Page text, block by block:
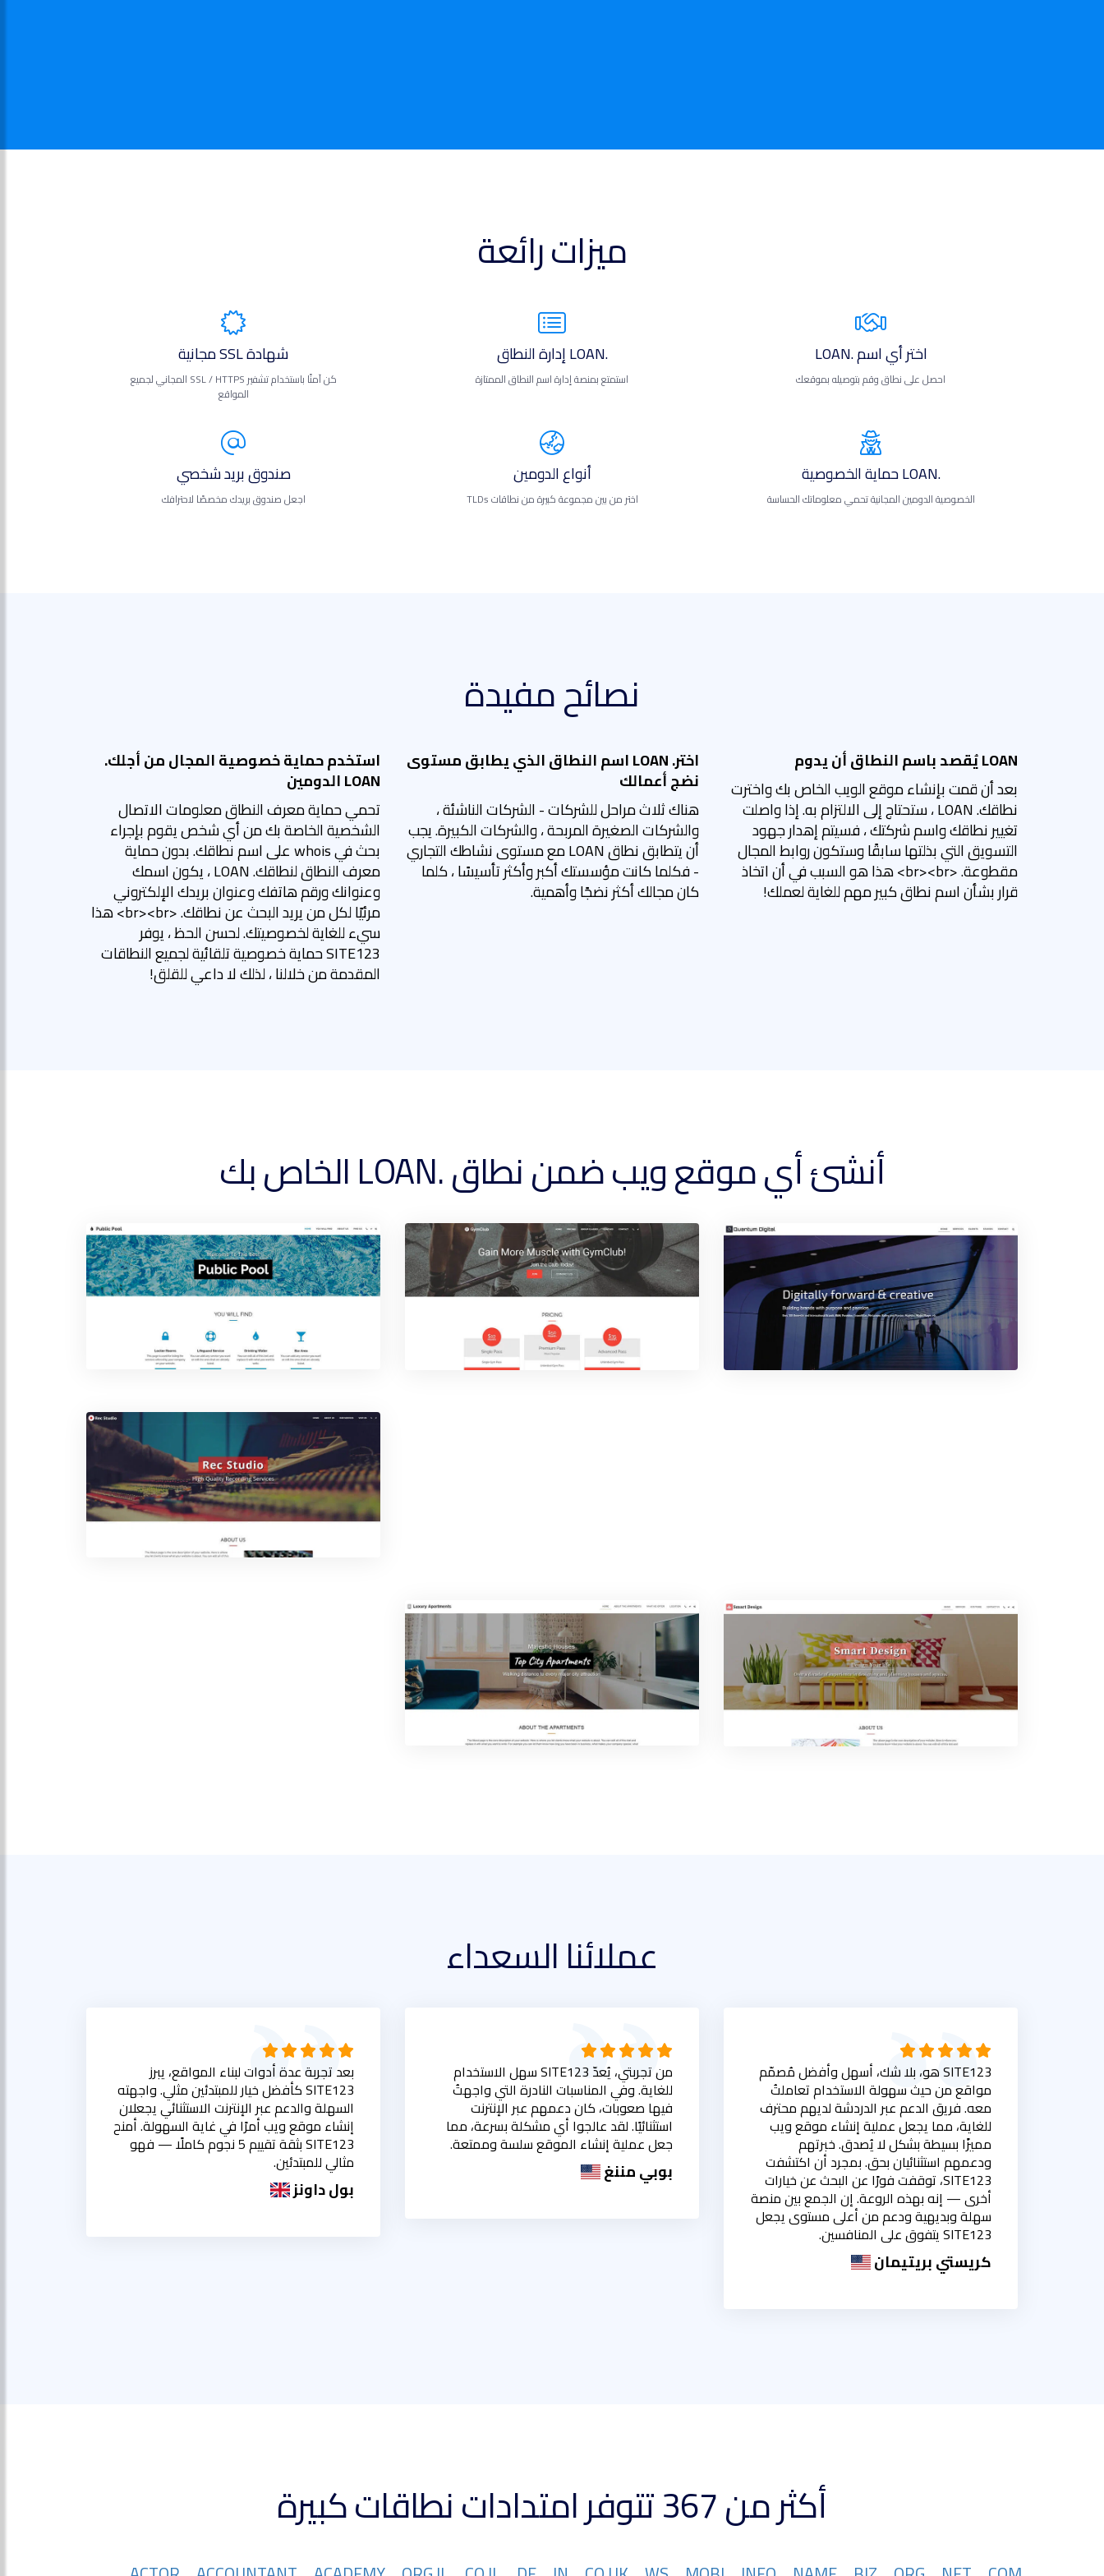
ميزات رائعة
اختر أي اسم .LOAN
احصل على نطاق وقم بتوصيله بموقعك
.LOAN إدارة النطاق
استمتع بمنصة إدارة اسم النطاق الممتازة
شهادة SSL مجانية
كن آمنًا باستخدام تشفير SSL / HTTPS المجاني لجميع
المواقع
.LOAN حماية الخصوصية
الخصوصية الدومين المجانية تحمي معلوماتك الحساسة
أنواع الدومين
اختر من بين مجموعة كبيرة من نطاقات TLDs
صندوق بريد شخصي
اجعل صندوق بريدك مخصصًا لاحترافك
نصائح مفيدة
LOAN يُقصد باسم النطاق أن يدوم
بعد أن قمت بإنشاء موقع الويب الخاص بك واخترت
نطاقك. LOAN ، ستحتاج إلى الالتزام به. إذا واصلت
تغيير نطاقك واسم شركتك ، فسيتم إهدار جهود
التسويق التي بذلتها سابقًا وستكون روابط المجال
مقطوعة. <br><br> هذا هو السبب في أن اتخاذ
قرار بشأن اسم نطاق كبير مهم للغاية لعملك!
اختر. LOAN اسم النطاق الذي يطابق مستوى
نضج أعمالك
هناك ثلاث مراحل للشركات - الشركات الناشئة ،
والشركات الصغيرة المربحة ، والشركات الكبيرة. يجب
أن يتطابق نطاق LOAN مع مستوى نشاطك التجاري
- فكلما كانت مؤسستك أكبر وأكثر تأسيسًا ، كلما
كان مجالك أكثر نضجًا وأهمية.
استخدم حماية خصوصية المجال من أجلك.
LOAN الدومين
تحمي حماية معرف النطاق معلومات الاتصال
الشخصية الخاصة بك من أي شخص يقوم بإجراء
بحث في whois على اسم نطاقك. بدون حماية
معرف النطاق لنطاقك. LOAN ، يكون اسمك
وعنوانك ورقم هاتفك وعنوان بريدك الإلكتروني
مرئيًا لكل من يريد البحث عن نطاقك. <br><br> هذا
سيء للغاية لخصوصيتك. لحسن الحظ ، يوفر
SITE123 حماية خصوصية تلقائية لجميع النطاقات
المقدمة من خلالنا ، لذلك لا داعي للقلق!
أنشئ أي موقع ويب ضمن نطاق .LOAN الخاص بك
عملائنا السعداء
SITE123 هو، بلا شك، أسهل وأفضل مُصمّم
مواقع من حيث سهولة الاستخدام تعاملتُ
معه. فريق الدعم عبر الدردشة لديهم محترف
للغاية، مما يجعل عملية إنشاء موقع ويب
مميزًا بسيطة بشكل لا يُصدق. خبرتهم
ودعمهم استثنائيان بحق. بمجرد أن اكتشفت
SITE123، توقفت فورًا عن البحث عن خيارات
أخرى — إنه بهذه الروعة. إن الجمع بين منصة
سهلة وبديهية ودعم من أعلى مستوى يجعل
SITE123 يتفوق على المنافسين.
كريستي بريتيمان
من تجربتي، يُعدّ SITE123 سهل الاستخدام
للغاية. وفي المناسبات النادرة التي واجهتُ
فيها صعوبات، كان دعمهم عبر الإنترنت
استثنائيًا. لقد عالجوا أي مشكلة بسرعة، مما
جعل عملية إنشاء الموقع سلسة وممتعة.
بوبي مننغ
بعد تجربة عدة أدوات لبناء المواقع، يبرز
SITE123 كأفضل خيار للمبتدئين مثلي. واجهته
السهلة والدعم عبر الإنترنت الاستثنائي يجعلان
إنشاء موقع ويب أمرًا في غاية السهولة. أمنح
SITE123 بثقة تقييم 5 نجوم كاملًا — فهو
مثالي للمبتدئين.
بول داونز
أكثر من 367 تتوفر امتدادات نطاقات كبيرة